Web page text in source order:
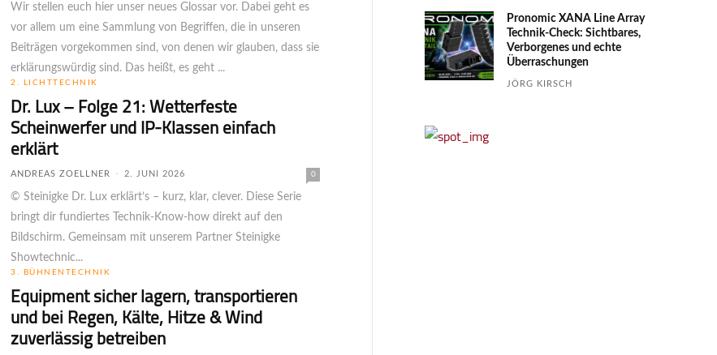
Wir stellen euch hier unser neues Glossar vor. Dabei geht es
vor allem um eine Sammlung von Begriffen, die in unseren
Beiträgen vorgekommen sind, von denen wir glauben, dass sie
erklärungswürdig sind. Das heißt, es geht ...
2. LICHTTECHNIK
Dr. Lux – Folge 21: Wetterfeste
Scheinwerfer und IP-Klassen einfach
erklärt
ANDREAS ZOELLNER - 2. JUNI 2026 0
© Steinigke Dr. Lux erklärt’s – kurz, klar, clever. Diese Serie
bringt dir fundiertes Technik-Know-how direkt auf den
Bildschirm. Gemeinsam mit unserem Partner Steinigke
Showtechnic...
3. BÜHNENTECHNIK
Equipment sicher lagern, transportieren
und bei Regen, Kälte, Hitze & Wind
zuverlässig betreiben
Pronomic XANA Line Array
Technik-Check: Sichtbares,
Verborgenes und echte
Überraschungen
JÖRG KIRSCH